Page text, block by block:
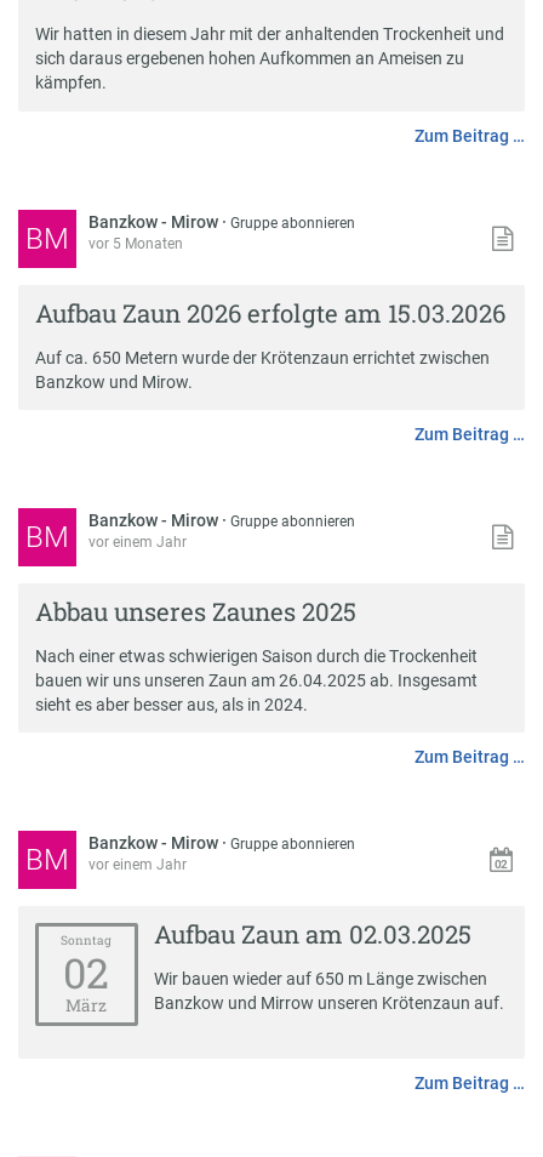
Wir hatten in diesem Jahr mit der anhaltenden Trockenheit und
sich daraus ergebenen hohen Aufkommen an Ameisen zu
kämpfen.
Zum Beitrag …
BM Banzkow - Mirow ·Gruppe abonnieren
vor 5 Monaten
Aufbau Zaun 2026 erfolgte am 15.03.2026
Auf ca. 650 Metern wurde der Krötenzaun errichtet zwischen
Banzkow und Mirow.
Zum Beitrag …
BM Banzkow - Mirow ·Gruppe abonnieren
vor einem Jahr
Abbau unseres Zaunes 2025
Nach einer etwas schwierigen Saison durch die Trockenheit
bauen wir uns unseren Zaun am 26.04.2025 ab. Insgesamt
sieht es aber besser aus, als in 2024.
Zum Beitrag …
BM Banzkow - Mirow ·Gruppe abonnieren
vor einem Jahr
Sonntag
02
März
Aufbau Zaun am 02.03.2025
Wir bauen wieder auf 650 m Länge zwischen
Banzkow und Mirrow unseren Krötenzaun auf.
Zum Beitrag …